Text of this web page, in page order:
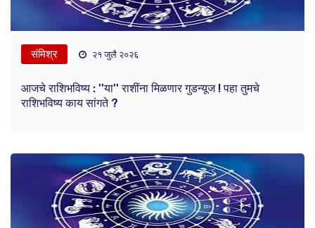
संमिश्र २१ जुलै २०२६
आजचे राशिभविष्य : ''या'' राशींना मिळणार गुडन्यूज ! पहा तुमचे
राशिभविष्य काय सांगते ?